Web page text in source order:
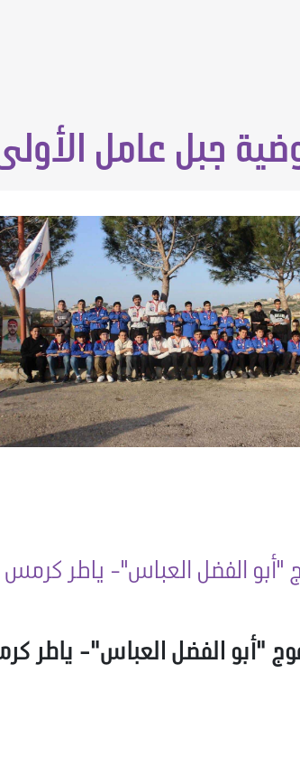
جبل عامل
"أبو الفضل العباس"- ياطر كرمس
فوج "أبو الفضل العباس"- ياطر